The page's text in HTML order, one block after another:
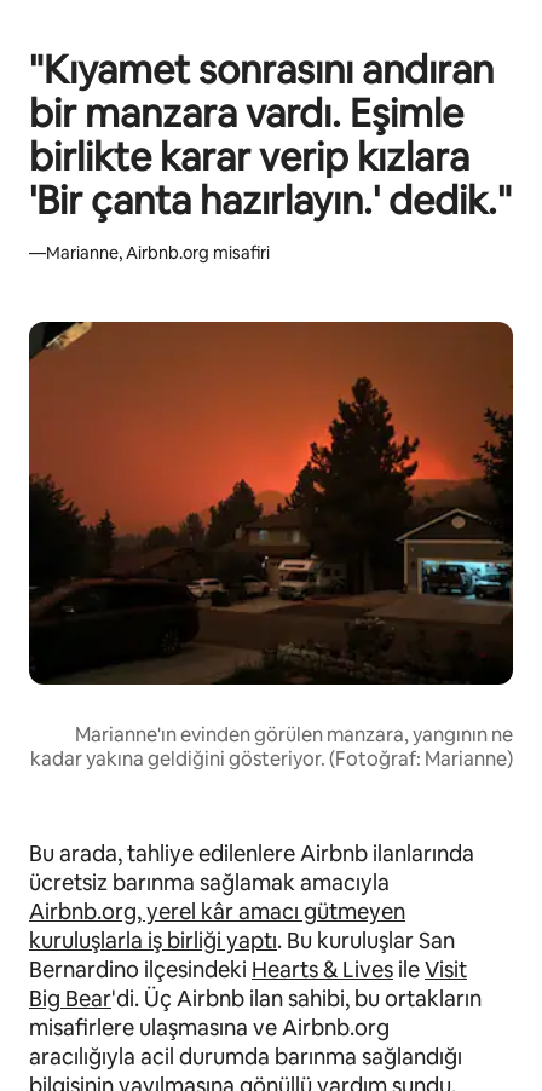
"Kıyamet sonrasını andıran
bir manzara vardı. Eşimle
birlikte karar verip kızlara
'Bir çanta hazırlayın.' dedik."
—Marianne, Airbnb.org misafiri
Marianne'ın evinden görülen manzara, yangının ne
kadar yakına geldiğini gösteriyor. (Fotoğraf: Marianne)
Bu arada, tahliye edilenlere Airbnb ilanlarında
ücretsiz barınma sağlamak amacıyla
Airbnb.org, yerel kâr amacı gütmeyen
kuruluşlarla iş birliği yaptı. Bu kuruluşlar San
Bernardino ilçesindeki Hearts & Lives ileVisit
Big Bear'di. Üç Airbnb ilan sahibi, bu ortakların
misafirlere ulaşmasına ve Airbnb.org
aracılığıyla acil durumda barınma sağlandığı